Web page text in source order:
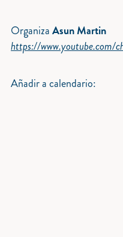
OrganizaAsun Martin
https://www.youtube.com/
Añadir a calendario: